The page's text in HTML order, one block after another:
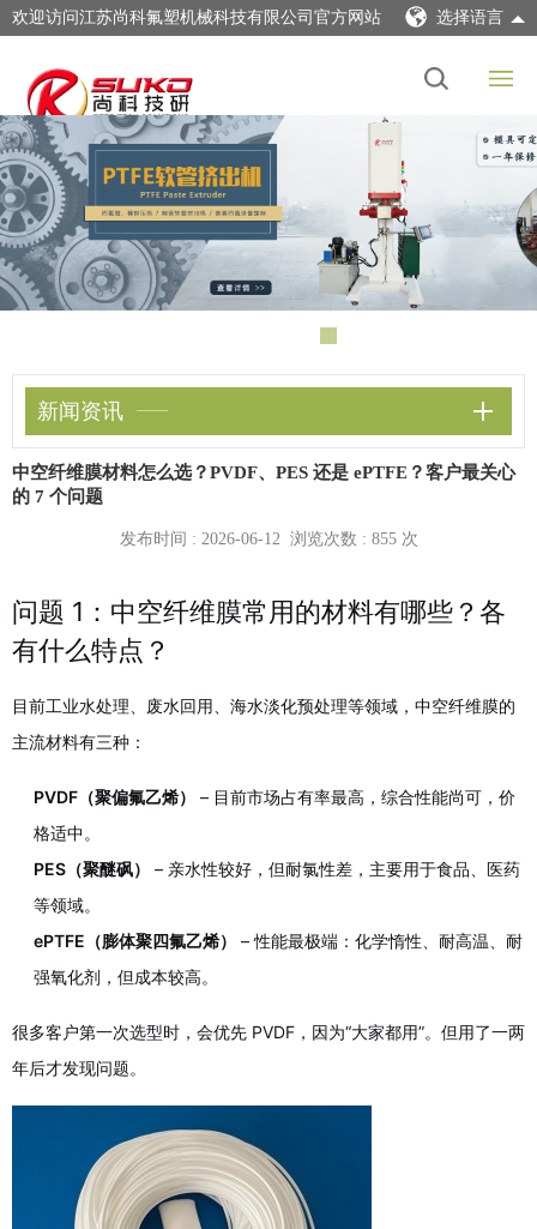
欢迎访问江苏尚科氟塑机械科技有限公司官方网站 选择语言
新闻资讯
中空纤维膜材料怎么选？PVDF、PES 还是 ePTFE？客户最关心
的 7 个问题
发布时间 : 2026-06-12 浏览次数 : 855 次
问题 1：中空纤维膜常用的材料有哪些？各
有什么特点？
目前工业水处理、废水回用、海水淡化预处理等领域，中空纤维膜的
主流材料有三种：
PVDF（聚偏氟乙烯）
– 目前市场占有率最高，综合性能尚可，价
格适中。
PES（聚醚砜）
– 亲水性较好，但耐氯性差，主要用于食品、医药
等领域。
ePTFE（膨体聚四氟乙烯）
– 性能最极端：化学惰性、耐高温、耐
强氧化剂，但成本较高。
很多客户第一次选型时，会优先 PVDF，因为“大家都用”。但用了一两
年后才发现问题。